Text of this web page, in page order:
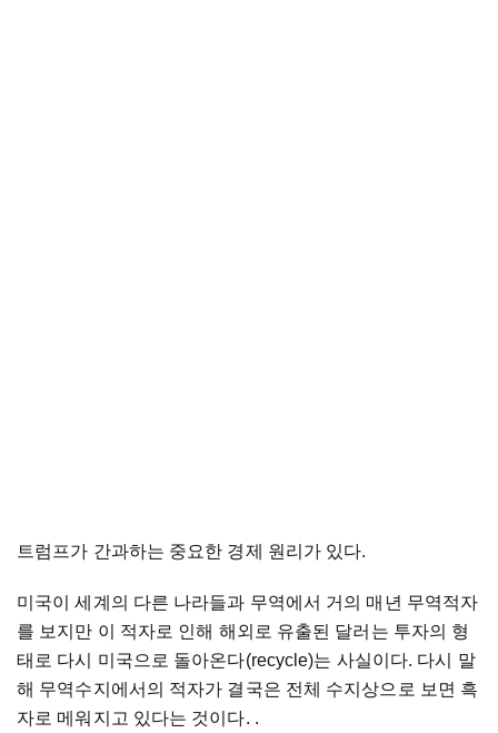
트럼프가 간과하는 중요한 경제 원리가 있다.
미국이 세계의 다른 나라들과 무역에서 거의 매년 무역적자
를 보지만 이 적자로 인해 해외로 유출된 달러는 투자의 형
태로 다시 미국으로 돌아온다(recycle)는 사실이다. 다시 말
해 무역수지에서의 적자가 결국은 전체 수지상으로 보면 흑
자로 메워지고 있다는 것이다. .